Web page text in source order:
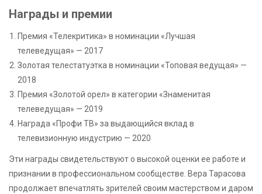
Награды и премии
Премия «Телекритика» в номинации «Лучшая
телеведущая» — 2017
Золотая телестатуэтка в номинации «Топовая ведущая» —
2018
Премия «Золотой орел» в категории «Знаменитая
телеведущая» — 2019
Награда «Профи ТВ» за выдающийся вклад в
телевизионную индустрию — 2020
Эти награды свидетельствуют о высокой оценки ее работе и
признании в профессиональном сообществе. Вера Тарасова
продолжает впечатлять зрителей своим мастерством и даром